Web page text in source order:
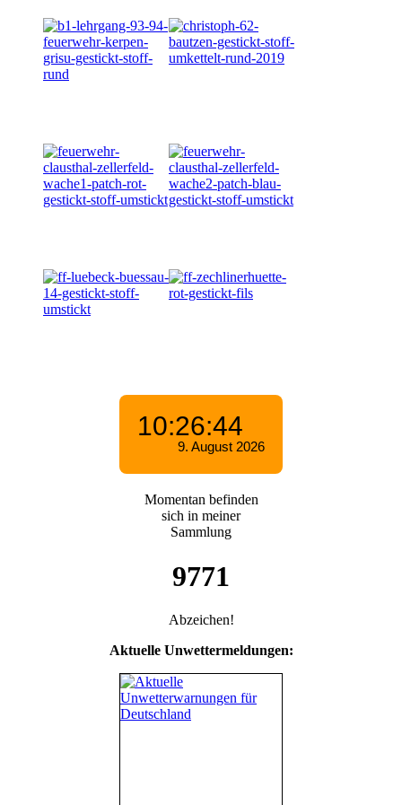
Momentan befinden
sich in meiner
Sammlung
9771
Abzeichen!
Aktuelle Unwettermeldungen: